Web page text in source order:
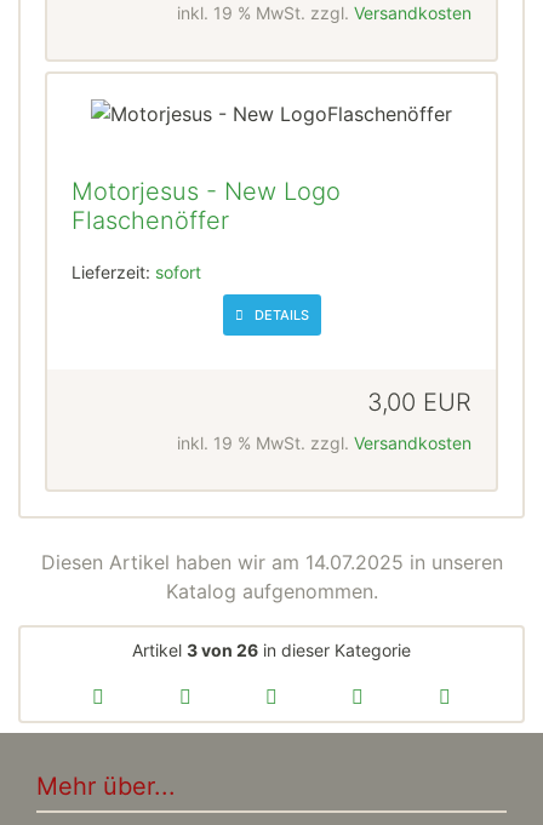
inkl. 19 % MwSt. zzgl. Versandkosten
Motorjesus - New Logo
Flaschenöffer
Lieferzeit: sofort
DETAILS
3,00 EUR
inkl. 19 % MwSt. zzgl. Versandkosten
Diesen Artikel haben wir am 14.07.2025 in unseren
Katalog aufgenommen.
Artikel 3 von 26 in dieser Kategorie
Mehr über...